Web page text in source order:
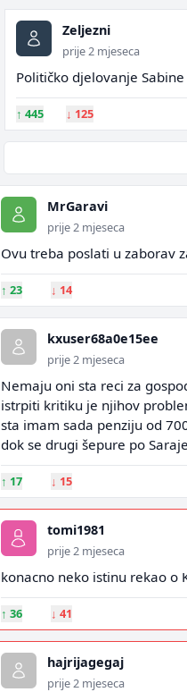
Zeljezni
prije 2 mjeseca
Političko djelovanje
↑ 445 ↓ 125
MrGaravi
prije 2 mjeseca
Ovu treba poslati u zaborav
↑ 23 ↓ 14
kxuser68a0e15ee
prije 2 mjeseca
Nemaju oni sta reci za
istrpiti kritiku je njihov
sta imam sada penziju od
dok se drugi šepure po
↑ 17 ↓ 15
tomi1981
prije 2 mjeseca
konacno neko istinu rekao o
↑ 36 ↓ 41
hajrijagegaj
prije 2 mjeseca